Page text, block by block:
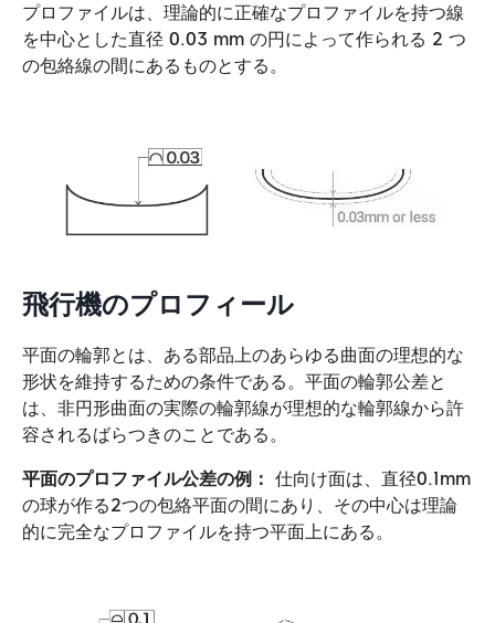
プロファイルは、理論的に正確なプロファイルを持つ線
を中心とした直径 0.03 mm の円によって作られる 2 つ
の包絡線の間にあるものとする。
飛行機のプロフィール
平面の輪郭とは、ある部品上のあらゆる曲面の理想的な
形状を維持するための条件である。平面の輪郭公差と
は、非円形曲面の実際の輪郭線が理想的な輪郭線から許
容されるばらつきのことである。
平面のプロファイル公差の例： 仕向け面は、直径0.1mm
の球が作る2つの包絡平面の間にあり、その中心は理論
的に完全なプロファイルを持つ平面上にある。